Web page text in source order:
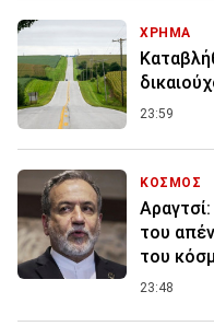
ΧΡΗΜΑ
23:59
ΚΟΣΜΟΣ
του
του
23:48